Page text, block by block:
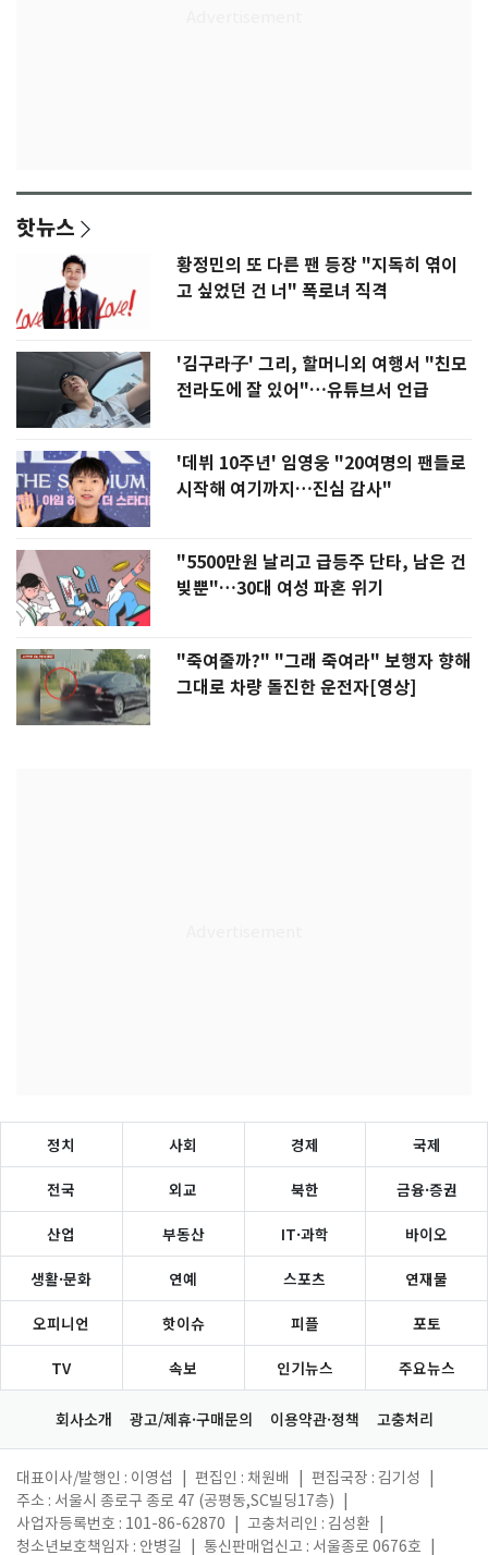
핫뉴스
황정민의 또 다른 팬 등장 "지독히 엮이
고 싶었던 건 너" 폭로녀 직격
'김구라子' 그리, 할머니외 여행서 "친모
전라도에 잘 있어"…유튜브서 언급
'데뷔 10주년' 임영웅 "20여명의 팬들로
시작해 여기까지…진심 감사"
"5500만원 날리고 급등주 단타, 남은 건
빚뿐"…30대 여성 파혼 위기
"죽여줄까?" "그래 죽여라" 보행자 향해
그대로 차량 돌진한 운전자[영상]
정치 사회 경제 국제
전국 외교 북한 금융·증권
산업 부동산 IT·과학 바이오
생활·문화 연예 스포츠 연재물
오피니언 핫이슈 피플 포토
TV 속보 인기뉴스 주요뉴스
회사소개 광고/제휴·구매문의 이용약관·정책 고충처리
대표이사/발행인 : 이영섭 편집인 : 채원배 편집국장 : 김기성
주소 : 서울시 종로구 종로 47 (공평동,SC빌딩17층)
사업자등록번호 : 101-86-62870
고충처리인 : 김성환
청소년보호책임자 : 안병길
통신판매업신고 : 서울종로 0676호